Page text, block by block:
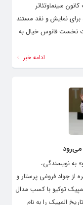
سینماوتئاتر
برای نمایش و نقد مستند
نخست فانوس خیال به
ادامه خبر
به نویسندگی،
از جواد فروغی پرستار و
توکیو با کسب مدال
المپیک را به نام